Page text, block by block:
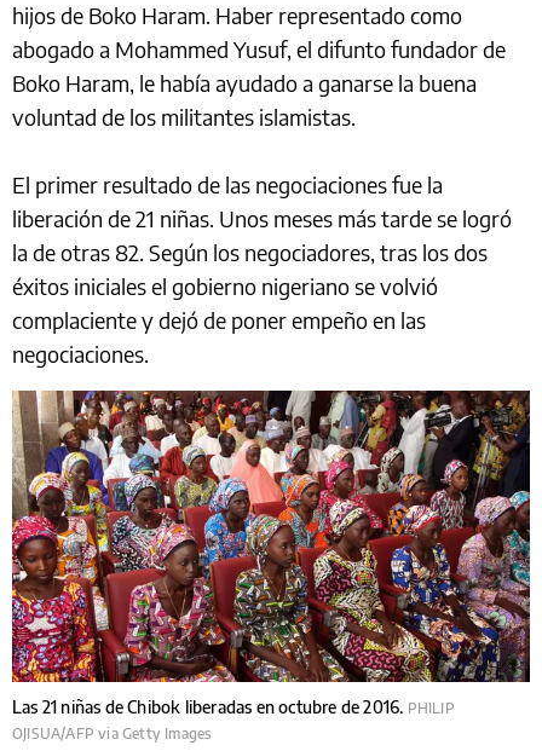
hijos de Boko Haram. Haber representado como
abogado a Mohammed Yusuf, el difunto fundador de
Boko Haram, le había ayudado a ganarse la buena
voluntad de los militantes islamistas.
El primer resultado de las negociaciones fue la
liberación de 21 niñas. Unos meses más tarde se logró
la de otras 82. Según los negociadores, tras los dos
éxitos iniciales el gobierno nigeriano se volvió
complaciente y dejó de poner empeño en las
negociaciones.
Las 21 niñas de Chibok liberadas en octubre de 2016. PHILIP
OJISUA/AFP via Getty Images